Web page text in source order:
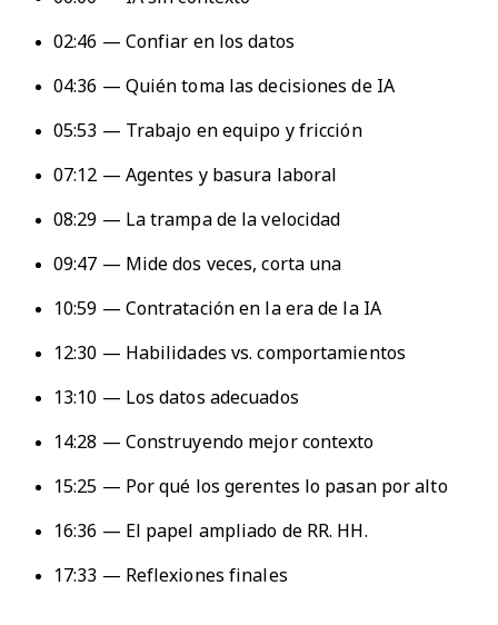
02:46 — Confiar en los datos
04:36 — Quién toma las decisiones de IA
05:53 — Trabajo en equipo y fricción
07:12 — Agentes y basura laboral
08:29 — La trampa de la velocidad
09:47 — Mide dos veces, corta una
10:59 — Contratación en la era de la IA
12:30 — Habilidades vs. comportamientos
13:10 — Los datos adecuados
14:28 — Construyendo mejor contexto
15:25 — Por qué los gerentes lo pasan por alto
16:36 — El papel ampliado de RR. HH.
17:33 — Reflexiones finales